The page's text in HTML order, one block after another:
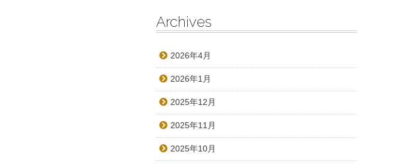
Archives
2026年4月
2026年1月
2025年12月
2025年11月
2025年10月